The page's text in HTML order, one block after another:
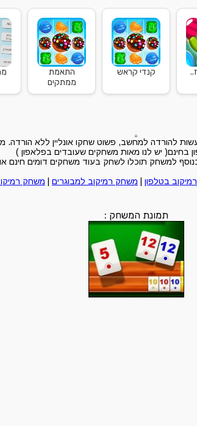
קנדי קראש
התאמת
ממתקים
להורדה למחשב, פשוט שחקו אונליין ללא הורדה.
בחינם( יש לנו מאות משחקים שעובדים בפלאפון )
למשחק תוכלו לשחק בעוד משחקים דומים חינם
בטלפון משחק רמיקוב למבוגרים משחק
תמונת המשחק :